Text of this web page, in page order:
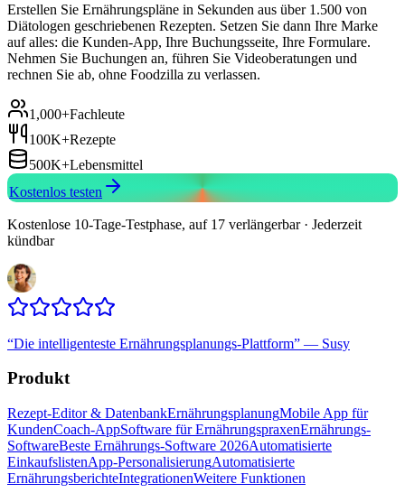
Erstellen Sie Ernährungspläne in Sekunden aus über 1.500 von
Diätologen geschriebenen Rezepten. Setzen Sie dann Ihre Marke
auf alles: die Kunden-App, Ihre Buchungsseite, Ihre Formulare.
Nehmen Sie Buchungen an, führen Sie Videoberatungen und
rechnen Sie ab, ohne Foodzilla zu verlassen.
1,000+Fachleute
100K+Rezepte
500K+Lebensmittel
Kostenlos testen
Kostenlose 10-Tage-Testphase, auf 17 verlängerbar · Jederzeit
kündbar
“Die intelligenteste Ernährungsplanungs-Plattform” — Susy
Produkt
Rezept-Editor & DatenbankErnährungsplanungMobile App für
KundenCoach-AppSoftware für ErnährungspraxenErnährungs-
SoftwareBeste Ernährungs-Software 2026Automatisierte
EinkaufslistenApp-PersonalisierungAutomatisierte
ErnährungsberichteIntegrationenWeitere Funktionen